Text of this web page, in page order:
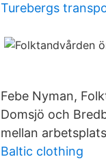
Turebergs
Febe Nyman,
Domsjö och
mellan
Baltic clothing